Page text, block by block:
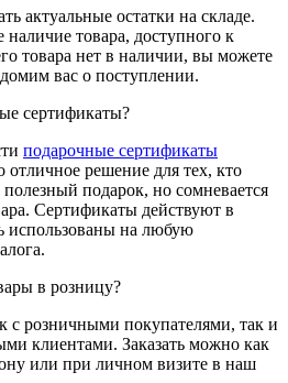
актуальные остатки на складе.
наличие товара, доступного к
товара нет в наличии, вы можете
вас о поступлении.
сертификаты?
подарочные сертификаты
решение для тех, кто
подарок, но сомневается
Сертификаты действуют в
использованы на любую
в розницу?
с розничными покупателями, так и
клиентами. Заказать можно как
или при личном визите в наш